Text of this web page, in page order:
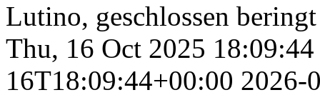
Lutino, geschlossen
Thu, 16 Oct 2025
16T18:09:44+00:00 2026-